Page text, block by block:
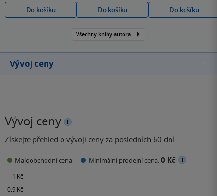
Do košíku
Do košíku
Do košíku
Všechny knihy autora
Vývoj ceny
Vývoj ceny
Získejte přehled o vývoji ceny za posledních 60 dní.
Maloobchodní cena Minimální prodejní cena:0 Kč